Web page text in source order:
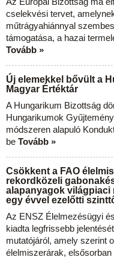
cselekvési tervet,
műtrágyahiánnyal
támogatása, a hazai
Tovább »
Új elemekkel bővült a
Magyar Értéktár
A Hungarikum Bizottság
Hungarikumok
módszeren alapuló
be Tovább »
Csökkent a FAO
rekordközeli
alapanyagok világpiaci
egy évvel ezelőtti
Az ENSZ Élelmezésügyi
kiadta legfrissebb
mutatójáról, amely szerint
élelmiszerárak,